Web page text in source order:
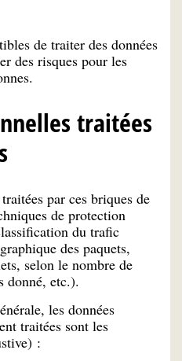
de traiter des données
des risques pour les
traitées
par ces briques de
de protection
du trafic
des paquets,
selon le nombre de
donné, etc.).
les données
traitées sont les
: